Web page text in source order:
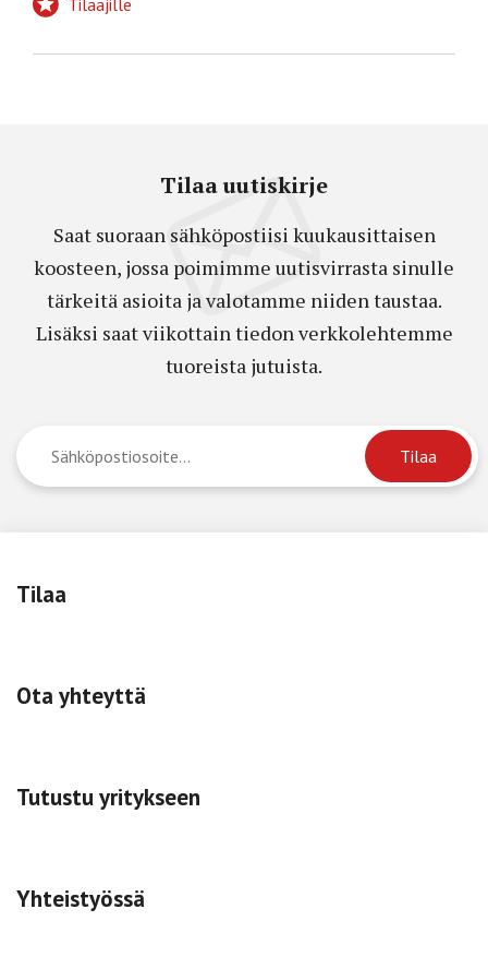
Tilaajille
Tilaa uutiskirje
Saat suoraan sähköpostiisi kuukausittaisen
koosteen, jossa poimimme uutisvirrasta sinulle
tärkeitä asioita ja valotamme niiden taustaa.
Lisäksi saat viikottain tiedon verkkolehtemme
tuoreista jutuista.
Tilaa
Ota yhteyttä
Tutustu yritykseen
Yhteistyössä